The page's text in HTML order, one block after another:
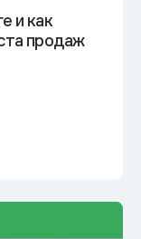
и как
продаж